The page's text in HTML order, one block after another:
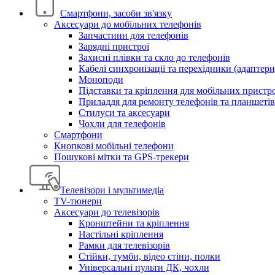
Смартфони, засоби зв'язку
Аксесуари до мобільних телефонів
Запчастини для телефонів
Зарядні пристрої
Захисні плівки та скло до телефонів
Кабелі синхронізації та перехідники
Моноподи
Підставки та кріплення для мобільних
Приладдя для ремонту телефонів та планшетів
Стилуси та аксесуари
Чохли для телефонів
Смартфони
Кнопкові мобільні телефони
Пошукові мітки та GPS-трекери
Телевізори і мультимедіа
TV-тюнери
Аксесуари до телевізорів
Кронштейни та кріплення
Настільні кріплення
Рамки для телевізорів
Стійки, тумби, відео стіни, полки
Універсальні пульти ДК, чохли